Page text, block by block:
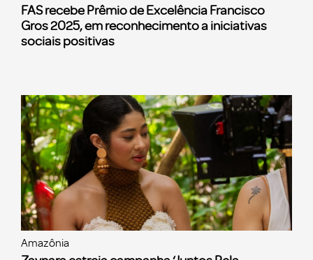
FAS recebe Prêmio de Excelência Francisco
Gros 2025, em reconhecimento a iniciativas
sociais positivas
Amazônia